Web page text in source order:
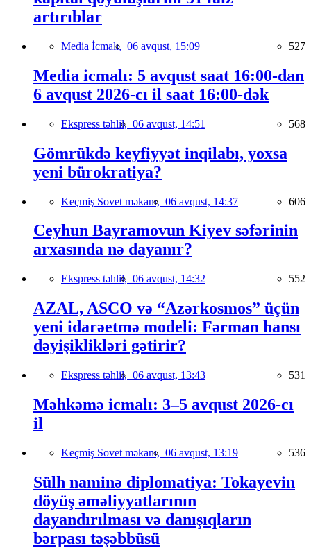
artırıblar
Media İcmalı, 06 avqust, 15:09 527
Media icmalı: 5 avqust saat 16:00-dan
6 avqust 2026-cı il saat 16:00-dək
Ekspress təhlil, 06 avqust, 14:51 568
Gömrükdə keyfiyyət inqilabı, yoxsa
yeni bürokratiya?
Keçmiş Sovet məkanı, 06 avqust, 14:37 606
Ceyhun Bayramovun Kiyev səfərinin
arxasında nə dayanır?
Ekspress təhlil, 06 avqust, 14:32 552
AZAL, ASCO və “Azərkosmos” üçün
yeni idarəetmə modeli: Fərman hansı
dəyişiklikləri gətirir?
Ekspress təhlil, 06 avqust, 13:43 531
Məhkəmə icmalı: 3–5 avqust 2026-cı
il
Keçmiş Sovet məkanı, 06 avqust, 13:19 536
Sülh naminə diplomatiya: Tokayevin
döyüş əməliyyatlarının
dayandırılması və danışıqların
bərpası təşəbbüsü